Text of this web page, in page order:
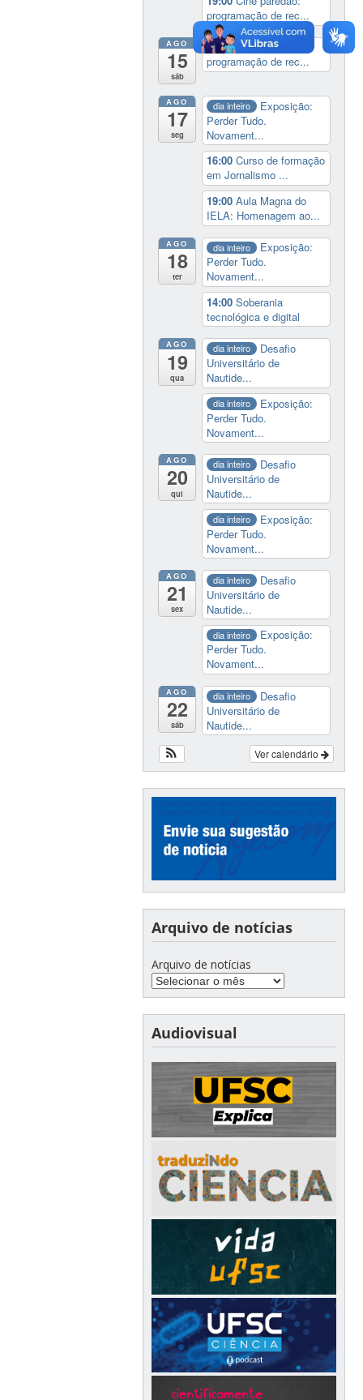
programação de rec...
AGO
15
sáb
19:00 Cine paredão:
programação de rec...
AGO
17
seg
dia inteiro
Exposição:
Perder Tudo.
Novament...
16:00Curso de formação
em Jornalismo ...
19:00Aula Magna do
IELA: Homenagem ao...
AGO
18
ter
dia inteiro
Exposição:
Perder Tudo.
Novament...
14:00Soberania
tecnológica e digital
AGO
19
qua
dia inteiro
Desafio
Universitário de
Nautide...
dia inteiro
Exposição:
Perder Tudo.
Novament...
AGO
20
qui
dia inteiro
Desafio
Universitário de
Nautide...
dia inteiro
Exposição:
Perder Tudo.
Novament...
AGO
21
sex
dia inteiro
Desafio
Universitário de
Nautide...
dia inteiro
Exposição:
Perder Tudo.
Novament...
AGO
22
sáb
dia inteiro
Desafio
Universitário de
Nautide...
Ver calendário
Arquivo de notícias
Arquivo de notícias
Audiovisual